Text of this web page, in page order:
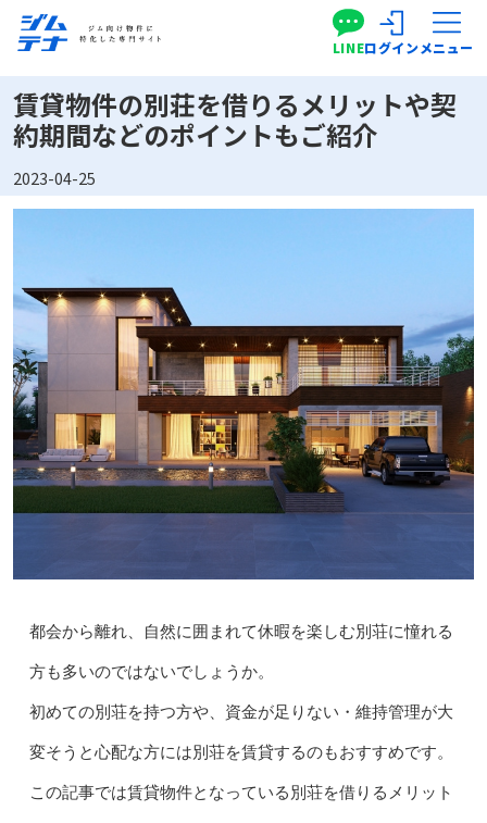
LINEログインメニュー
賃貸物件の別荘を借りるメリットや契
約期間などのポイントもご紹介
2023-04-25
都会から離れ、自然に囲まれて休暇を楽しむ別荘に憧れる
方も多いのではないでしょうか。
初めての別荘を持つ方や、資金が足りない・維持管理が大
変そうと心配な方には別荘を賃貸するのもおすすめです。
この記事では賃貸物件となっている別荘を借りるメリット